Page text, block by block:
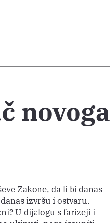
novoga
Zakone, da li bi danas
izvršu i ostvaru.
U dijalogu s farizeji i